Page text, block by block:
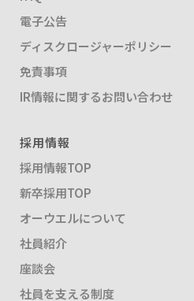
電子公告
ディスクロージャーポリシー
免責事項
IR情報に関するお問い合わせ
採用情報
採用情報TOP
新卒採用TOP
オーウエルについて
社員紹介
座談会
社員を支える制度